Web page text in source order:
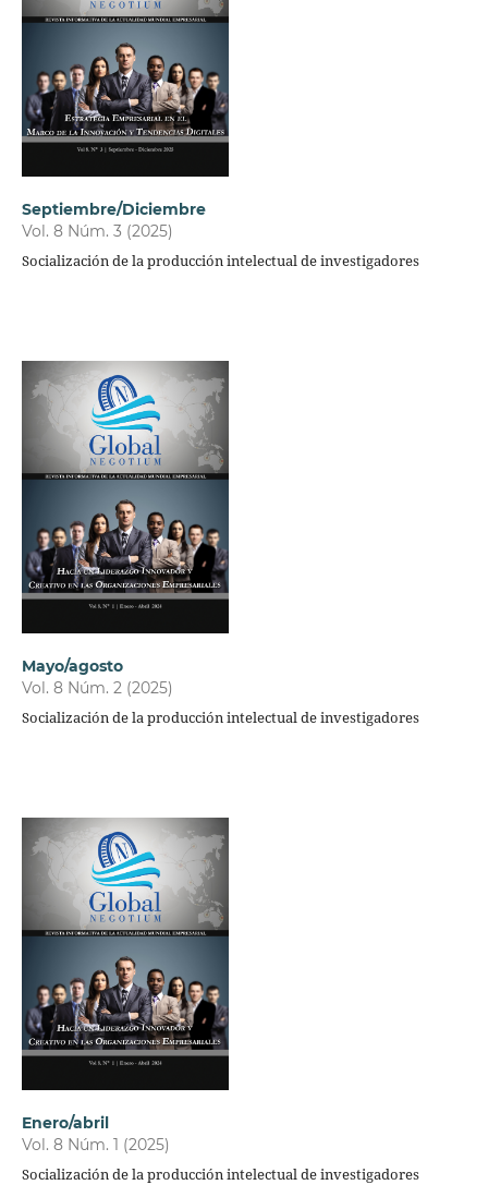
Septiembre/Diciembre
Vol. 8 Núm. 3 (2025)
Socialización de la producción intelectual de investigadores
Mayo/agosto
Vol. 8 Núm. 2 (2025)
Socialización de la producción intelectual de investigadores
Enero/abril
Vol. 8 Núm. 1 (2025)
Socialización de la producción intelectual de investigadores